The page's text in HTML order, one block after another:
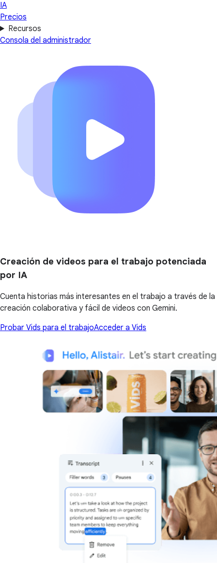
IA
Precios
Recursos
Consola del administrador
Creación de videos para el trabajo potenciada
por IA
Cuenta historias más interesantes en el trabajo a través de la
creación colaborativa y fácil de videos con Gemini.
Probar Vids para el trabajoAcceder a Vids